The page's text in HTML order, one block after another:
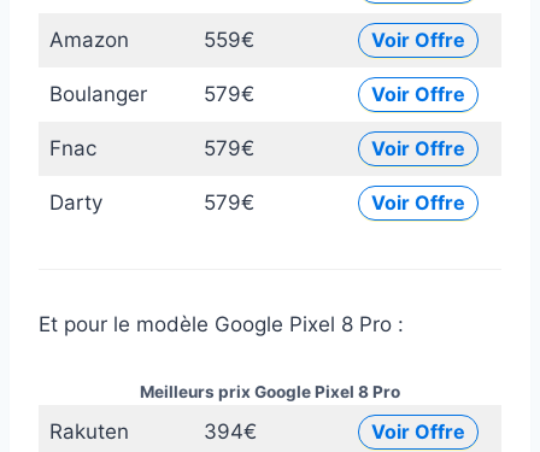
Amazon 559€ Voir Offre
Boulanger 579€ Voir Offre
Fnac 579€ Voir Offre
Darty 579€ Voir Offre
Et pour le modèle Google Pixel 8 Pro :
Rakuten 394€ Voir Offre
Meilleurs prix Google Pixel 8 Pro